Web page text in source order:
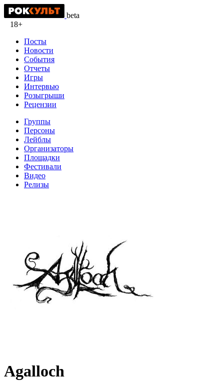
beta
18+
Посты
Новости
События
Отчеты
Игры
Интервью
Розыгрыши
Рецензии
Группы
Персоны
Лейблы
Организаторы
Площадки
Фестивали
Видео
Релизы
Agalloch